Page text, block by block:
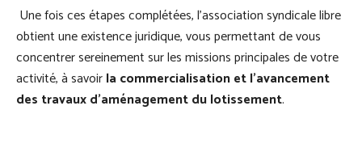
Une fois ces étapes complétées, l’association syndicale libre
obtient une existence juridique, vous permettant de vous
concentrer sereinement sur les missions principales de votre
activité, à savoirla commercialisation et l’avancement
des travaux d’aménagement du lotissement.